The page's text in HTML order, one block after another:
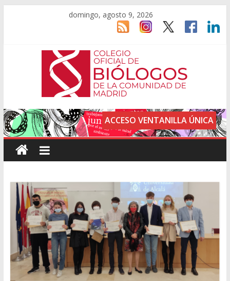
domingo, agosto 9, 2026
ACCESO VENTANILLA ÚNICA